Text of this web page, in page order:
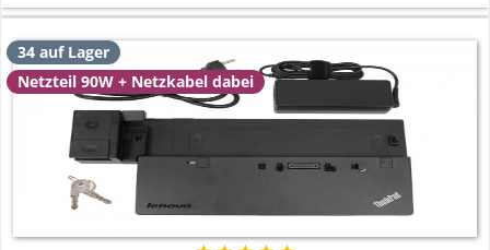
34 auf Lager
Netzteil 90W + Netzkabel dabei